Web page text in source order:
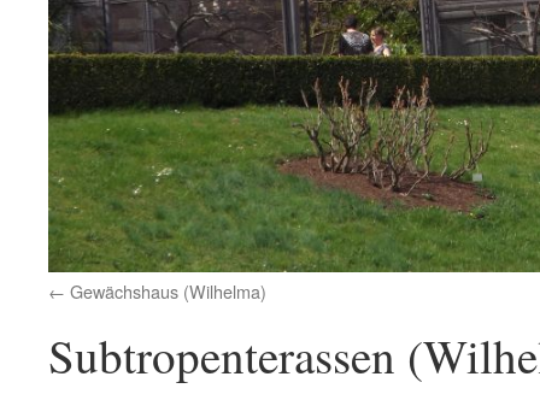
Gewächshaus (Wilhelma)
Subtropenterassen